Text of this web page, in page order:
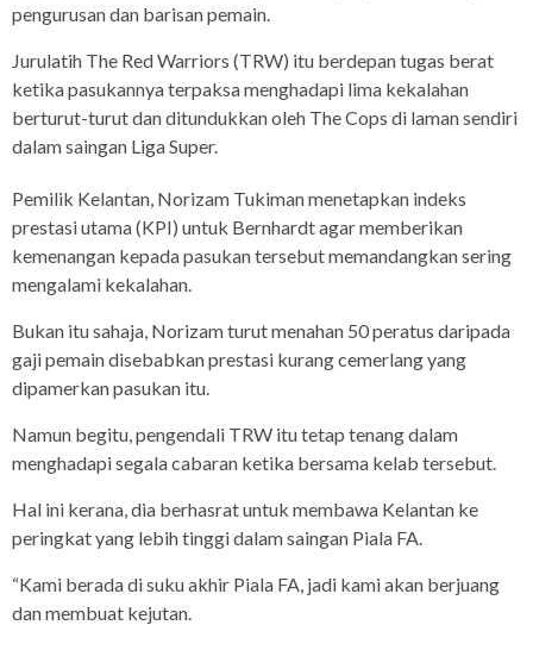
pengurusan dan barisan pemain.
Jurulatih The Red Warriors (TRW) itu berdepan tugas berat
ketika pasukannya terpaksa menghadapi lima kekalahan
berturut-turut dan ditundukkan oleh The Cops di laman sendiri
dalam saingan Liga Super.
Pemilik Kelantan, Norizam Tukiman menetapkan indeks
prestasi utama (KPI) untuk Bernhardt agar memberikan
kemenangan kepada pasukan tersebut memandangkan sering
mengalami kekalahan.
Bukan itu sahaja, Norizam turut menahan 50 peratus daripada
gaji pemain disebabkan prestasi kurang cemerlang yang
dipamerkan pasukan itu.
Namun begitu, pengendali TRW itu tetap tenang dalam
menghadapi segala cabaran ketika bersama kelab tersebut.
Hal ini kerana, dia berhasrat untuk membawa Kelantan ke
peringkat yang lebih tinggi dalam saingan Piala FA.
“Kami berada di suku akhir Piala FA, jadi kami akan berjuang
dan membuat kejutan.